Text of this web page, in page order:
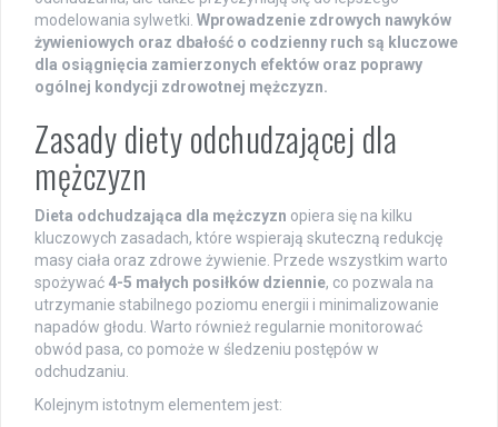
modelowania sylwetki. Wprowadzenie zdrowych nawyków
żywieniowych oraz dbałość o codzienny ruch są kluczowe
dla osiągnięcia zamierzonych efektów oraz poprawy
ogólnej kondycji zdrowotnej mężczyzn.
Zasady diety odchudzającej dla
mężczyzn
Dieta odchudzająca dla mężczyzn opiera się na kilku
kluczowych zasadach, które wspierają skuteczną redukcję
masy ciała oraz zdrowe żywienie. Przede wszystkim warto
spożywać 4-5 małych posiłków dziennie, co pozwala na
utrzymanie stabilnego poziomu energii i minimalizowanie
napadów głodu. Warto również regularnie monitorować
obwód pasa, co pomoże w śledzeniu postępów w
odchudzaniu.
Kolejnym istotnym elementem jest: